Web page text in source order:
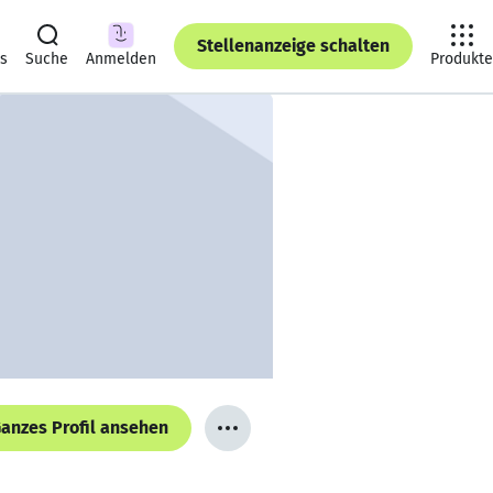
Suche Anmelden
Stellenanzeige schalten
Produkte
Profil ansehen